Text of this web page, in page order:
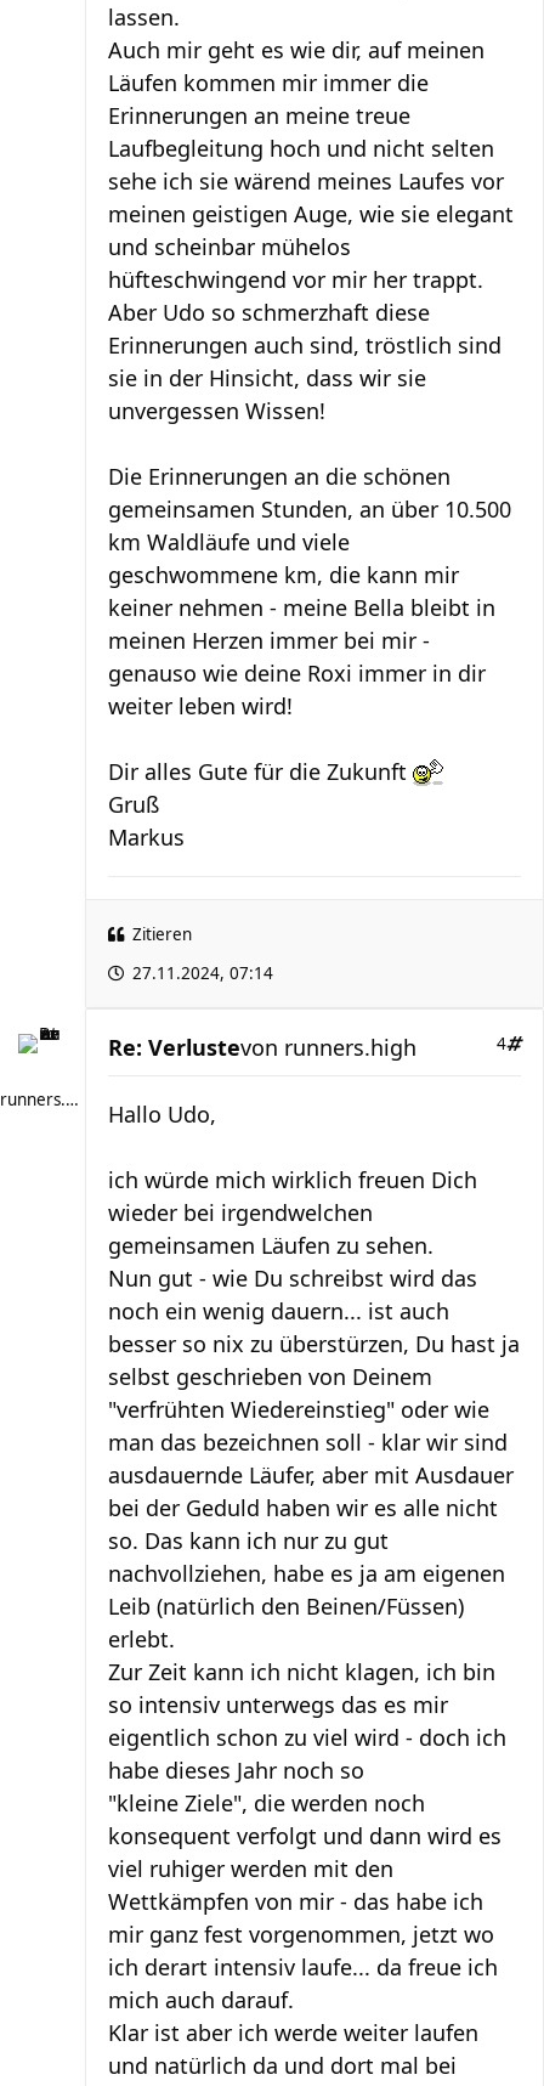
lassen.
Auch mir geht es wie dir, auf meinen
Läufen kommen mir immer die
Erinnerungen an meine treue
Laufbegleitung hoch und nicht selten
sehe ich sie wärend meines Laufes vor
meinen geistigen Auge, wie sie elegant
und scheinbar mühelos
hüfteschwingend vor mir her trappt.
Aber Udo so schmerzhaft diese
Erinnerungen auch sind, tröstlich sind
sie in der Hinsicht, dass wir sie
unvergessen Wissen!
Die Erinnerungen an die schönen
gemeinsamen Stunden, an über 10.500
km Waldläufe und viele
geschwommene km, die kann mir
keiner nehmen - meine Bella bleibt in
meinen Herzen immer bei mir -
genauso wie deine Roxi immer in dir
weiter leben wird!
Dir alles Gute für die Zukunft
Gruß
Markus
Zitieren
27.11.2024, 07:14
runners.high
Re: Verluste 4
von runners.high
Hallo Udo,
ich würde mich wirklich freuen Dich
wieder bei irgendwelchen
gemeinsamen Läufen zu sehen.
Nun gut - wie Du schreibst wird das
noch ein wenig dauern... ist auch
besser so nix zu überstürzen, Du hast ja
selbst geschrieben von Deinem
"verfrühten Wiedereinstieg" oder wie
man das bezeichnen soll - klar wir sind
ausdauernde Läufer, aber mit Ausdauer
bei der Geduld haben wir es alle nicht
so. Das kann ich nur zu gut
nachvollziehen, habe es ja am eigenen
Leib (natürlich den Beinen/Füssen)
erlebt.
Zur Zeit kann ich nicht klagen, ich bin
so intensiv unterwegs das es mir
eigentlich schon zu viel wird - doch ich
habe dieses Jahr noch so
"kleine Ziele", die werden noch
konsequent verfolgt und dann wird es
viel ruhiger werden mit den
Wettkämpfen von mir - das habe ich
mir ganz fest vorgenommen, jetzt wo
ich derart intensiv laufe... da freue ich
mich auch darauf.
Klar ist aber ich werde weiter laufen
und natürlich da und dort mal bei